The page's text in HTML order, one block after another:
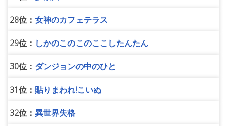
28位： 女神のカフェテラス
29位： しかのこのこのここしたんたん
30位： ダンジョンの中のひと
31位： 貼りまわれ!こいぬ
32位： 異世界失格